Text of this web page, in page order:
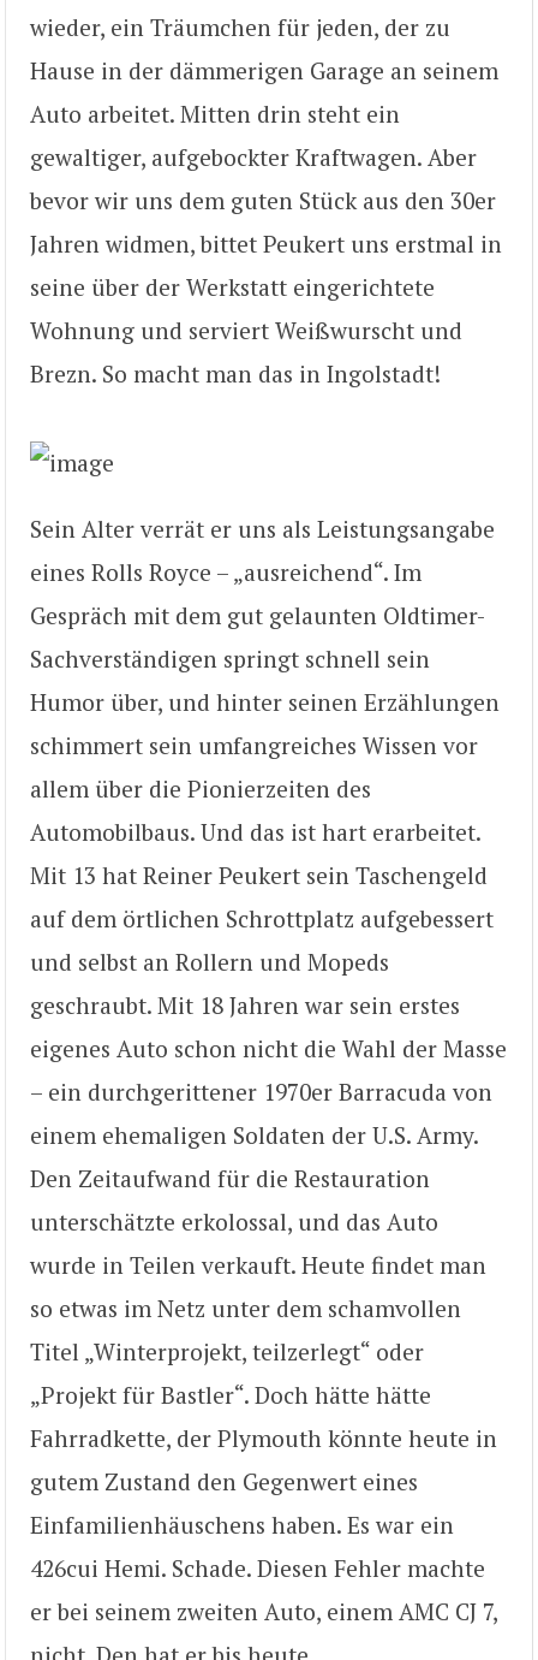
wieder, ein Träumchen für jeden, der zu
Hause in der dämmerigen Garage an seinem
Auto arbeitet. Mitten drin steht ein
gewaltiger, aufgebockter Kraftwagen. Aber
bevor wir uns dem guten Stück aus den 30er
Jahren widmen, bittet Peukert uns erstmal in
seine über der Werkstatt eingerichtete
Wohnung und serviert Weißwurscht und
Brezn. So macht man das in Ingolstadt!
Sein Alter verrät er uns als Leistungsangabe
eines Rolls Royce – „ausreichend“. Im
Gespräch mit dem gut gelaunten Oldtimer-
Sachverständigen springt schnell sein
Humor über, und hinter seinen Erzählungen
schimmert sein umfangreiches Wissen vor
allem über die Pionierzeiten des
Automobilbaus. Und das ist hart erarbeitet.
Mit 13 hat Reiner Peukert sein Taschengeld
auf dem örtlichen Schrottplatz aufgebessert
und selbst an Rollern und Mopeds
geschraubt. Mit 18 Jahren war sein erstes
eigenes Auto schon nicht die Wahl der Masse
– ein durchgerittener 1970er Barracuda von
einem ehemaligen Soldaten der U.S. Army.
Den Zeitaufwand für die Restauration
unterschätzte erkolossal, und das Auto
wurde in Teilen verkauft. Heute findet man
so etwas im Netz unter dem schamvollen
Titel „Winterprojekt, teilzerlegt“ oder
„Projekt für Bastler“. Doch hätte hätte
Fahrradkette, der Plymouth könnte heute in
gutem Zustand den Gegenwert eines
Einfamilienhäuschens haben. Es war ein
426cui Hemi. Schade. Diesen Fehler machte
er bei seinem zweiten Auto, einem AMC CJ 7,